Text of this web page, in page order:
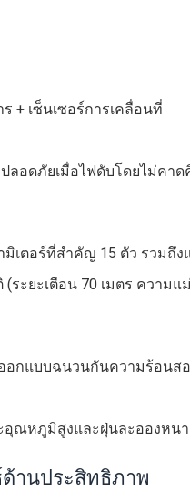
+ เซ็นเซอร์การเคลื่อนที่
ลอดภัยเมื่อไฟดับโดยไม่คาด
เตอร์ที่สำคัญ 15 ตัว รวมถึ
ระยะเตือน 70 เมตร ความแ
ออกแบบฉนวนกันความร้อนส
อุณหภูมิสูงและฝุ่นละอองหน
านประสิทธิภาพ